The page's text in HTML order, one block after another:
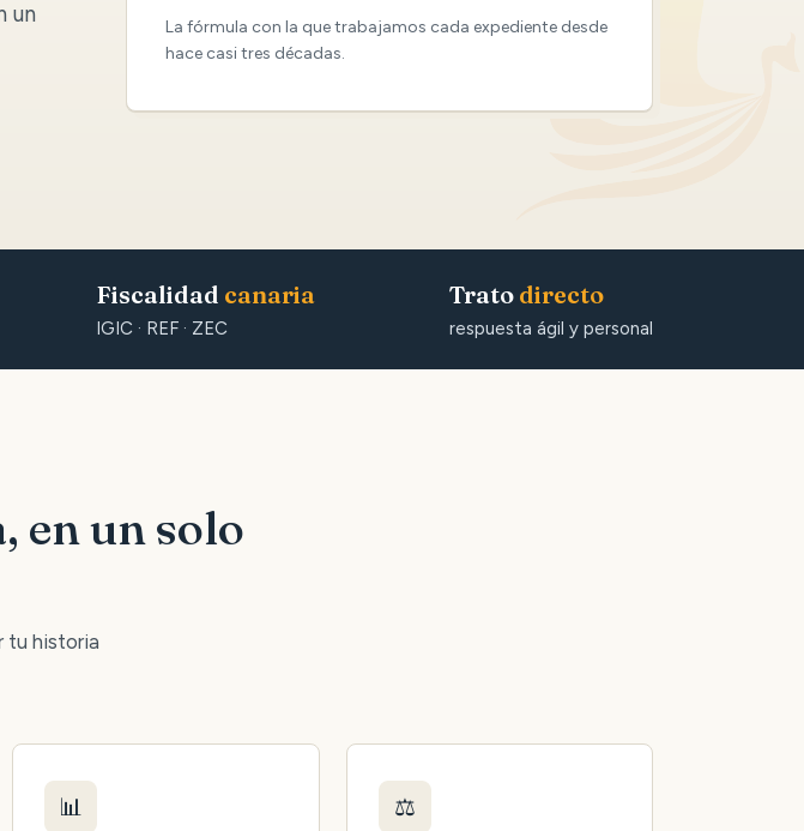
un
La fórmula con la que trabajamos cada expediente desde
hace casi tres décadas.
Fiscalidad canaria
IGIC · REF · ZEC
Trato directo
respuesta ágil y personal
en un solo
tu historia
📊 ⚖️